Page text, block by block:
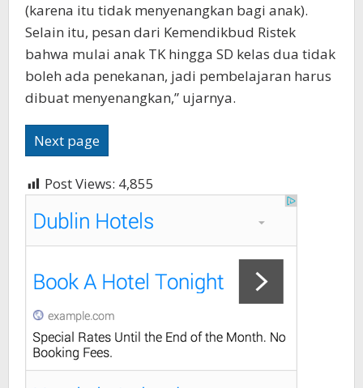
(karena itu tidak menyenangkan bagi anak).
Selain itu, pesan dari Kemendikbud Ristek
bahwa mulai anak TK hingga SD kelas dua tidak
boleh ada penekanan, jadi pembelajaran harus
dibuat menyenangkan,” ujarnya.
Next page
Post Views: 4,855